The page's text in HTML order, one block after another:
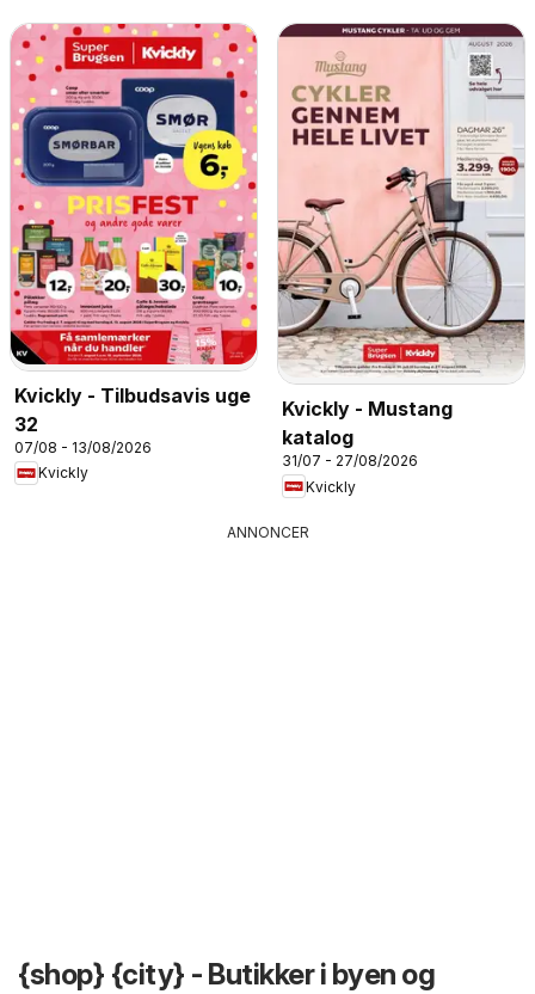
Kvickly - Tilbudsavis uge
32
07/08 - 13/08/2026
Kvickly
Kvickly - Mustang
katalog
31/07 - 27/08/2026
Kvickly
ANNONCER
{shop} {city} - Butikker i byen og